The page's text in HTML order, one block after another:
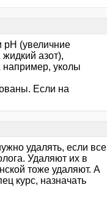
(увеличние
азот),
например, уколы
Если на
удалять, если все
Удаляют их в
тоже удаляют. А
курс, назначать